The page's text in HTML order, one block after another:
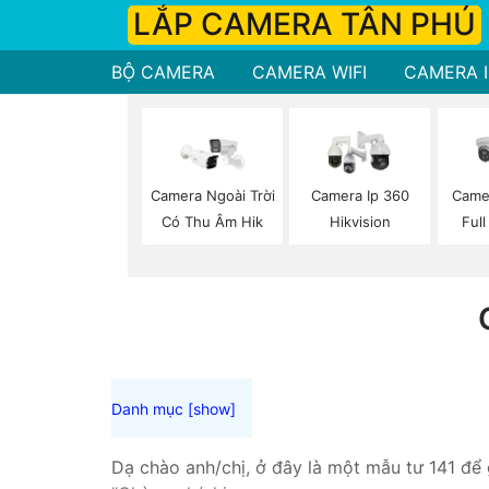
LẮP CAMERA TÂN PHÚ
BỘ CAMERA CAMERA WIFI CAMERA
Camera Ngoài Trời
Có Thu Âm Hik
Camera Ip 360
Hikvision
Dạ chào anh/chị, ở đây là một mẫu tư 141